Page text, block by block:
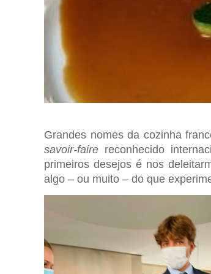
Grandes nomes da cozinha
savoir-faire reconhecido
primeiros desejos é nos
algo – ou muito – do que